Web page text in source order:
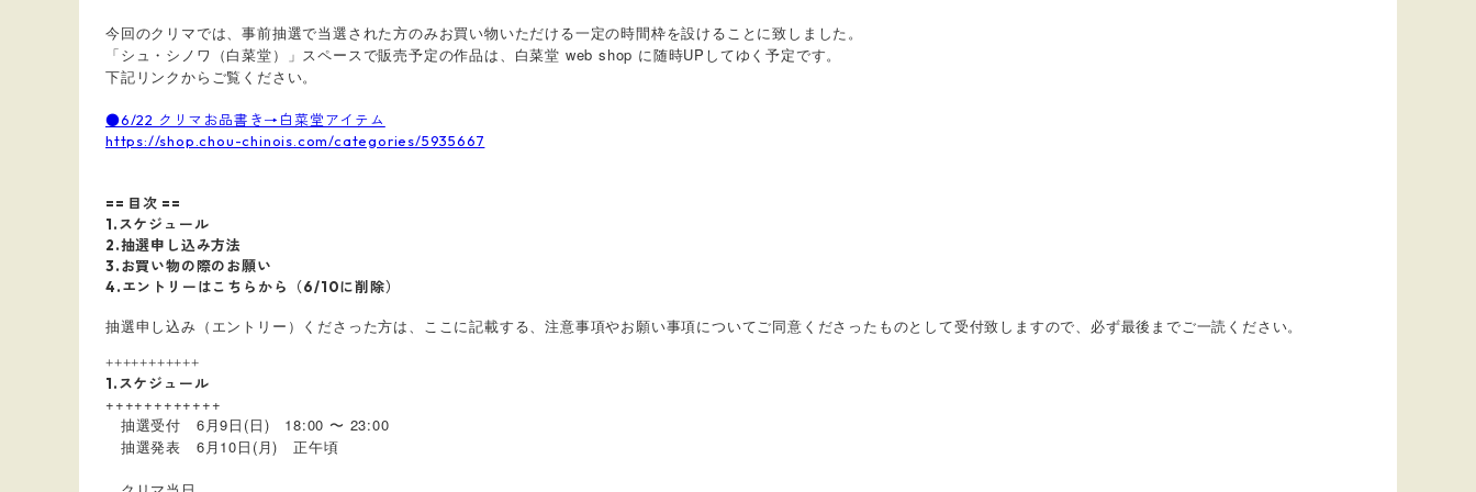
今回のクリマでは、事前抽選で当選された方のみお買い物いただける一定の時間枠を設けることに致しました。
「シュ・シノワ（白菜堂）」スペースで販売予定の作品は、白菜堂 web shop に随時UPしてゆく予定です。
下記リンクからご覧ください。
●6/22 クリマお品書き→白菜堂アイテム
https://shop.chou-chinois.com/categories/5935667
== 目次 ==
1.スケジュール
2.抽選申し込み方法
3.お買い物の際のお願い
4.エントリーはこちらから（6/10に削除）
抽選申し込み（エントリー）くださった方は、ここに記載する、注意事項やお願い事項についてご同意くださったものとして受付致しますので、必ず最後までご一読ください。
+++++++++++
1.スケジュール
++++++++++++
抽選受付 6月9日(日) 18:00 〜 23:00
抽選発表 6月10日(月) 正午頃